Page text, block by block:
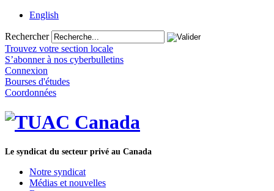
English
Rechercher
Trouvez votre section locale
S’abonner à nos cyberbulletins
Connexion
Bourses d'études
Coordonnées
Le syndicat du secteur privé au Canada
Notre syndicat
Médias et nouvelles